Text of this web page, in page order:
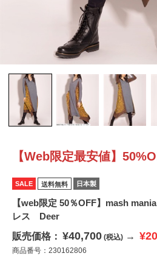
【Web限定最安値】
SALE 送料無料 日本製
【web限定 50％OFF】mash
レス Deer
販売価格： ¥40,700 (税込) →
商品番号：230162806